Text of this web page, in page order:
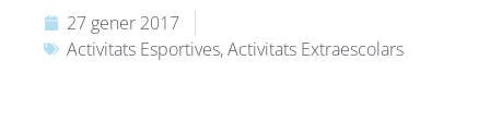
27 gener 2017
Activitats Esportives,Activitats Extraescolars